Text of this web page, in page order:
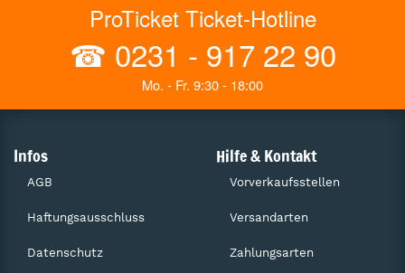
ProTicket Ticket-Hotline
☎ 0231 - 917 22 90
Mo. - Fr. 9:30 - 18:00
Infos
AGB
Haftungsausschluss
Datenschutz
Hilfe & Kontakt
Vorverkaufsstellen
Versandarten
Zahlungsarten